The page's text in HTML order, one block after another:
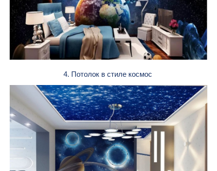
4. Потолок в стиле космос